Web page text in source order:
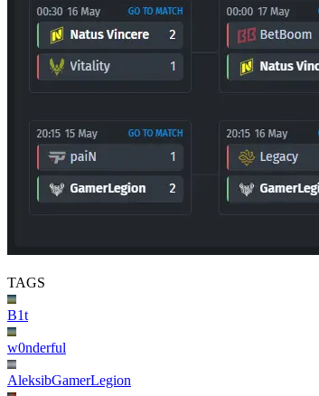
TAGS
B1t
w0nderful
AleksibGamerLegion